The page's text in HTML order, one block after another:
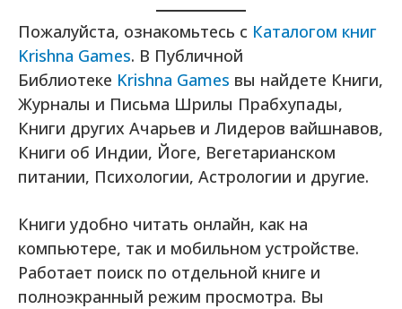
Пожалуйста, ознакомьтесь с Каталогом книг
Krishna Games. В Публичной
Библиотеке Krishna Games вы найдете Книги,
Журналы и Письма Шрилы Прабхупады,
Книги других Ачарьев и Лидеров вайшнавов,
Книги об Индии, Йоге, Вегетарианском
питании, Психологии, Астрологии и другие.
Книги удобно читать онлайн, как на
компьютере, так и мобильном устройстве.
Работает поиск по отдельной книге и
полноэкранный режим просмотра. Вы